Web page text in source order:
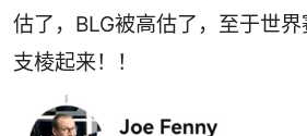
估了，BLG被高估了，至于世
支棱起来！！